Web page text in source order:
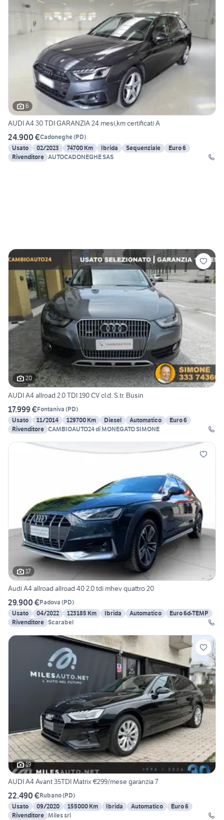
6
AUDI A4 30 TDI GARANZIA 24 mesi,km certificati A
24.900 €Cadoneghe(PD)
Usato
02/2023 74700 Km Ibrida Sequenziale
Euro 6
Rivenditore AUTOCADONEGHE SAS
20
AUDI A4 allroad 2.0 TDI 190 CV cl.d. S.tr. Busin
17.999 €Fontaniva (PD)
Usato
11/2014 129700 Km Diesel Automatico
Euro 6
Rivenditore CAMBIOAUTO24 di MONEGATO SIMONE
17
Audi A4 allroad allroad 40 2.0 tdi mhev quattro 20
29.900 €Padova (PD)
Usato
04/2022 123185 Km Ibrida Automatico
Euro 6d-TEMP
Rivenditore Scarabel
19
AUDI A4 Avant 35TDI Matrix €299/mese garanzia 7
22.490 €Rubano(PD)
Usato
09/2020 155000 Km Ibrida Automatico
Euro 6
Rivenditore Miles srl